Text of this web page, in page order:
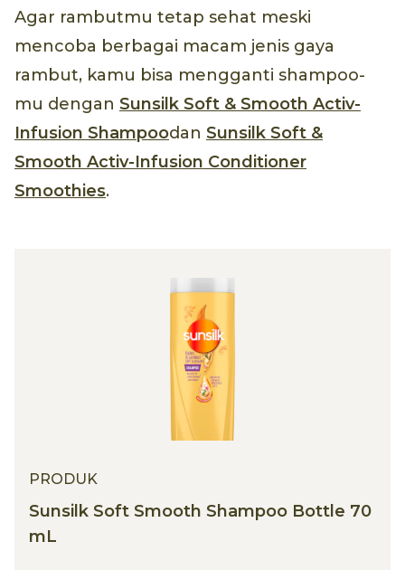
Agar rambutmu tetap sehat meski
mencoba berbagai macam jenis gaya
rambut, kamu bisa mengganti shampoo-
mu dengan Sunsilk Soft & Smooth Activ-
Infusion Shampoodan Sunsilk Soft &
Smooth Activ-Infusion Conditioner
Smoothies.
PRODUK
Sunsilk Soft Smooth Shampoo Bottle 70
mL